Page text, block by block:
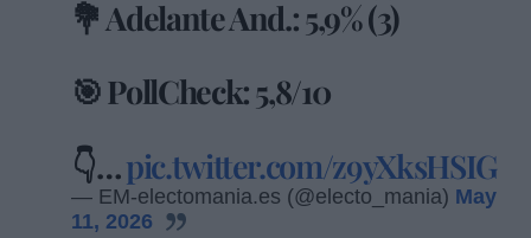
💐 Adelante And.: 5,9% (3)
🎯 PollCheck: 5,8/10
👇…pic.twitter.com/z9yXksHSIG
— EM-electomania.es (@electo_mania) May
11, 2026